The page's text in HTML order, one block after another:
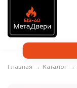
Главная → Каталог →